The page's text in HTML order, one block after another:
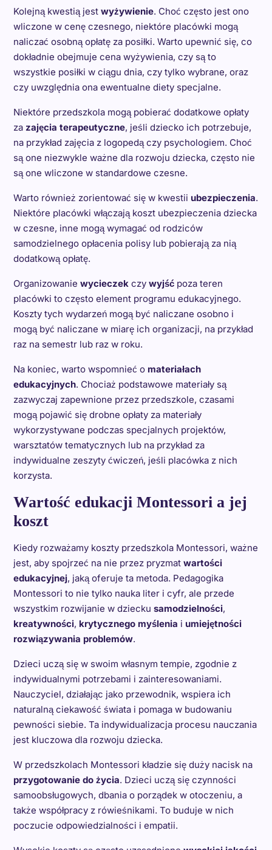
Kolejną kwestią jest wyżywienie. Choć często jest ono
wliczone w cenę czesnego, niektóre placówki mogą
naliczać osobną opłatę za posiłki. Warto upewnić się, co
dokładnie obejmuje cena wyżywienia, czy są to
wszystkie posiłki w ciągu dnia, czy tylko wybrane, oraz
czy uwzględnia ona ewentualne diety specjalne.
Niektóre przedszkola mogą pobierać dodatkowe opłaty
za zajęcia terapeutyczne, jeśli dziecko ich potrzebuje,
na przykład zajęcia z logopedą czy psychologiem. Choć
są one niezwykle ważne dla rozwoju dziecka, często nie
są one wliczone w standardowe czesne.
Warto również zorientować się w kwestii ubezpieczenia.
Niektóre placówki włączają koszt ubezpieczenia dziecka
w czesne, inne mogą wymagać od rodziców
samodzielnego opłacenia polisy lub pobierają za nią
dodatkową opłatę.
Organizowanie wycieczekczy wyjśćpoza teren
placówki to często element programu edukacyjnego.
Koszty tych wydarzeń mogą być naliczane osobno i
mogą być naliczane w miarę ich organizacji, na przykład
raz na semestr lub raz w roku.
Na koniec, warto wspomnieć o materiałach
edukacyjnych. Chociaż podstawowe materiały są
zazwyczaj zapewnione przez przedszkole, czasami
mogą pojawić się drobne opłaty za materiały
wykorzystywane podczas specjalnych projektów,
warsztatów tematycznych lub na przykład za
indywidualne zeszyty ćwiczeń, jeśli placówka z nich
korzysta.
Wartość edukacji Montessori a jej
koszt
Kiedy rozważamy koszty przedszkola Montessori, ważne
jest, aby spojrzeć na nie przez pryzmat wartości
edukacyjnej, jaką oferuje ta metoda. Pedagogika
Montessori to nie tylko nauka liter i cyfr, ale przede
wszystkim rozwijanie w dziecku samodzielności,
kreatywności, krytycznego myślenia i umiejętności
rozwiązywania problemów.
Dzieci uczą się w swoim własnym tempie, zgodnie z
indywidualnymi potrzebami i zainteresowaniami.
Nauczyciel, działając jako przewodnik, wspiera ich
naturalną ciekawość świata i pomaga w budowaniu
pewności siebie. Ta indywidualizacja procesu nauczania
jest kluczowa dla rozwoju dziecka.
W przedszkolach Montessori kładzie się duży nacisk na
przygotowanie do życia. Dzieci uczą się czynności
samoobsługowych, dbania o porządek w otoczeniu, a
także współpracy z rówieśnikami. To buduje w nich
poczucie odpowiedzialności i empatii.